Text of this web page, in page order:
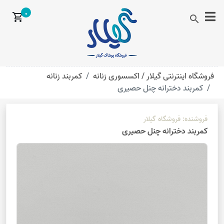
search
shopping_cart0
فروشگاه اینترنتی گیلار /اکسسوری زنانه
کمربند زنانه
کمربند دخترانه چنل حصیری
فروشنده: فروشگاه گیلار
کمربند دخترانه چنل حصیری